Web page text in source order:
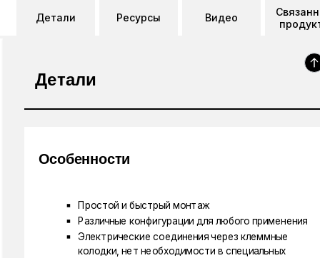
Детали Ресурсы Видео
Детали
Особенности
Простой и быстрый монтаж
Различные конфигурации для любого применения
Электрические соединения через клеммные
колодки, нет необходимости в специальных